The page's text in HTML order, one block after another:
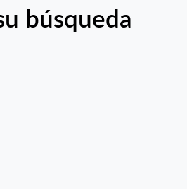
búsqueda